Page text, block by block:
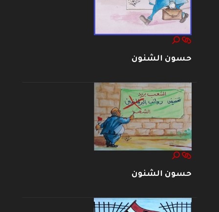
حسون الشنون
حسون الشنون